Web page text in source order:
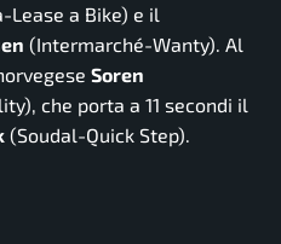
Lease a Bike) e il
(Intermarché-Wanty). Al
Soren
che porta a 11 secondi il
(Soudal-Quick Step).